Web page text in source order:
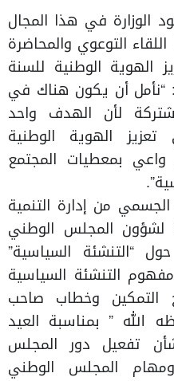
الوزارة في هذا المجال
التوعوي والمحاضرة
الهوية الوطنية للسنة
2014، وقالت: “نأمل أن يكون هناك في
لأن الهدف واحد
الهوية الوطنية
بمعطيات المجتمع
من إدارة التنمية
لشؤون المجلس الوطني
“التنشئة السياسية”
التنشئة السياسية
التمكين وخطاب صاحب
الله ” بمناسبة العيد
تفعيل دور المجلس
المجلس الوطني